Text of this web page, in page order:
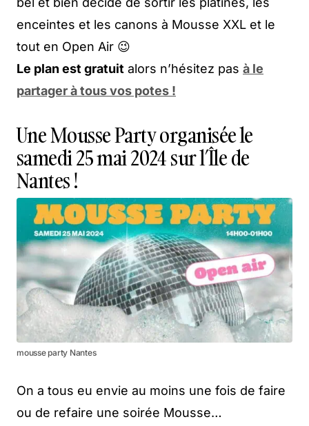
enceintes et les canons à Mousse XXL et le
tout en Open Air 😉
Le plan est gratuit alors n’hésitez pas à le
partager à tous vos potes !
Une Mousse Party organisée le
samedi 25 mai 2024 sur l’Île de
Nantes !
mousse party Nantes
On a tous eu envie au moins une fois de faire
ou de refaire une soirée Mousse…